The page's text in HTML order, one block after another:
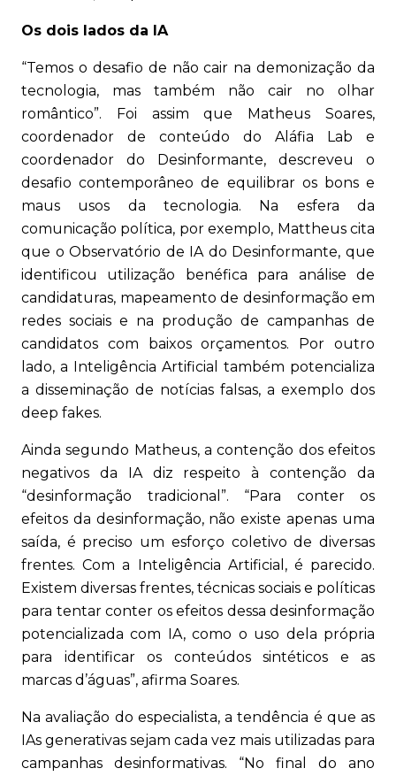
Os dois lados da IA
“Temos o desafio de não cair na demonização da
tecnologia, mas também não cair no olhar
romântico”. Foi assim que Matheus Soares,
coordenador de conteúdo do Aláfia Lab e
coordenador do Desinformante, descreveu o
desafio contemporâneo de equilibrar os bons e
maus usos da tecnologia. Na esfera da
comunicação política, por exemplo, Mattheus cita
que o Observatório de IA do Desinformante, que
identificou utilização benéfica para análise de
candidaturas, mapeamento de desinformação em
redes sociais e na produção de campanhas de
candidatos com baixos orçamentos. Por outro
lado, a Inteligência Artificial também potencializa
a disseminação de notícias falsas, a exemplo dos
deep fakes.
Ainda segundo Matheus, a contenção dos efeitos
negativos da IA diz respeito à contenção da
“desinformação tradicional”. “Para conter os
efeitos da desinformação, não existe apenas uma
saída, é preciso um esforço coletivo de diversas
frentes. Com a Inteligência Artificial, é parecido.
Existem diversas frentes, técnicas sociais e políticas
para tentar conter os efeitos dessa desinformação
potencializada com IA, como o uso dela própria
para identificar os conteúdos sintéticos e as
marcas d’águas”, afirma Soares.
Na avaliação do especialista, a tendência é que as
IAs generativas sejam cada vez mais utilizadas para
campanhas desinformativas. “No final do ano